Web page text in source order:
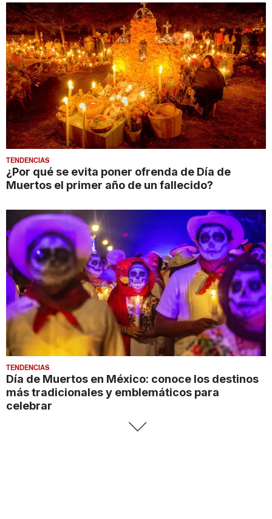
TENDENCIAS
¿Por qué se evita poner ofrenda de Día de
Muertos el primer año de un fallecido?
TENDENCIAS
Día de Muertos en México: conoce los destinos
más tradicionales y emblemáticos para
celebrar